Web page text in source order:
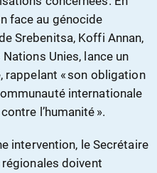
face au génocide
Srebenitsa, Koffi Annan,
Unies, lance un
rappelant « son obligation
internationale
l’humanité ».
intervention, le Secrétaire
doivent